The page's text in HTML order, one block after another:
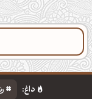
داغ: